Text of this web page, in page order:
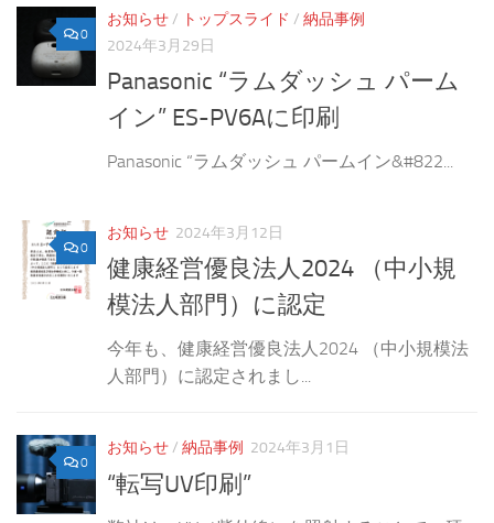
0
お知らせ / トップスライド / 納品事例
2024年3月29日
Panasonic “ラムダッシュ パーム
イン” ES-PV6Aに印刷
Panasonic “ラムダッシュ パームイン&#822...
0
お知らせ 2024年3月12日
健康経営優良法人2024 （中小規
模法人部門）に認定
今年も、健康経営優良法人2024 （中小規模法
人部門）に認定されまし...
0
お知らせ / 納品事例 2024年3月1日
“転写UV印刷”